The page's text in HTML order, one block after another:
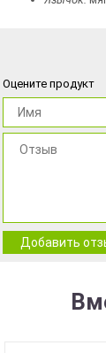
Оцените продукт
Добавить